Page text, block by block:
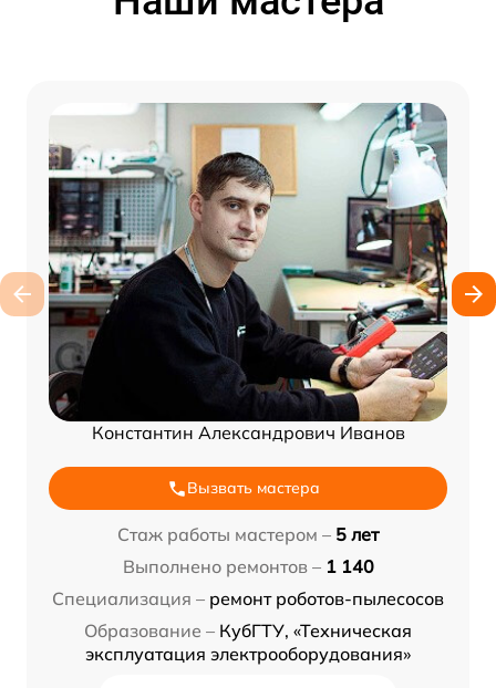
Константин Александрович Иванов
Вызвать мастера
Стаж работы мастером – 5 лет
Выполнено ремонтов – 1 140
Специализация – ремонт роботов-пылесосов
Образование – КубГТУ, «Техническая
эксплуатация электрооборудования»